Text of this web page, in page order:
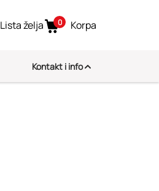
Lista želja 0 Korpa
Kontakt i info